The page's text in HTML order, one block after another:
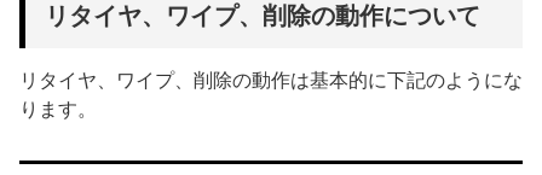
リタイヤ、ワイプ、削除の動作について
リタイヤ、ワイプ、削除の動作は基本的に下記のようにな
ります。